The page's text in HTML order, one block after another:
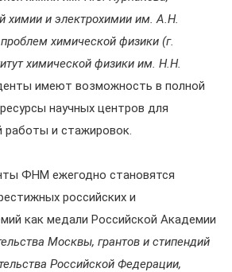
химии и электрохимии им. А.Н.
химической физики (г.
химической физики им. Н.Н.
имеют возможность в полной
научных центров для
работы и стажировок.
ФНМ ежегодно становятся
российских и
как медали Российской Академии
Москвы, грантов и стипендий
Российской Федерации,